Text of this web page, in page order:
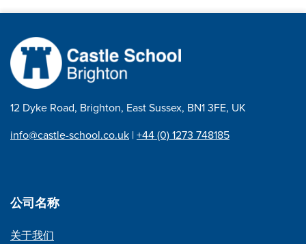
12 Dyke Road, Brighton, East Sussex, BN1 3FE, UK
info@castle-school.co.uk |+44 (0) 1273 748185
公司名称
关于我们